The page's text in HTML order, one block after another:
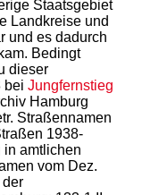
Staatsgebiet
Landkreise und
und es dadurch
Bedingt
dieser
bei Jungfernstieg
Hamburg
Straßennamen
1938-
in amtlichen
vom Dez.
der